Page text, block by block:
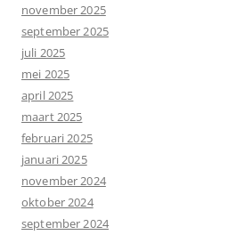
november 2025
september 2025
juli 2025
mei 2025
april 2025
maart 2025
februari 2025
januari 2025
november 2024
oktober 2024
september 2024